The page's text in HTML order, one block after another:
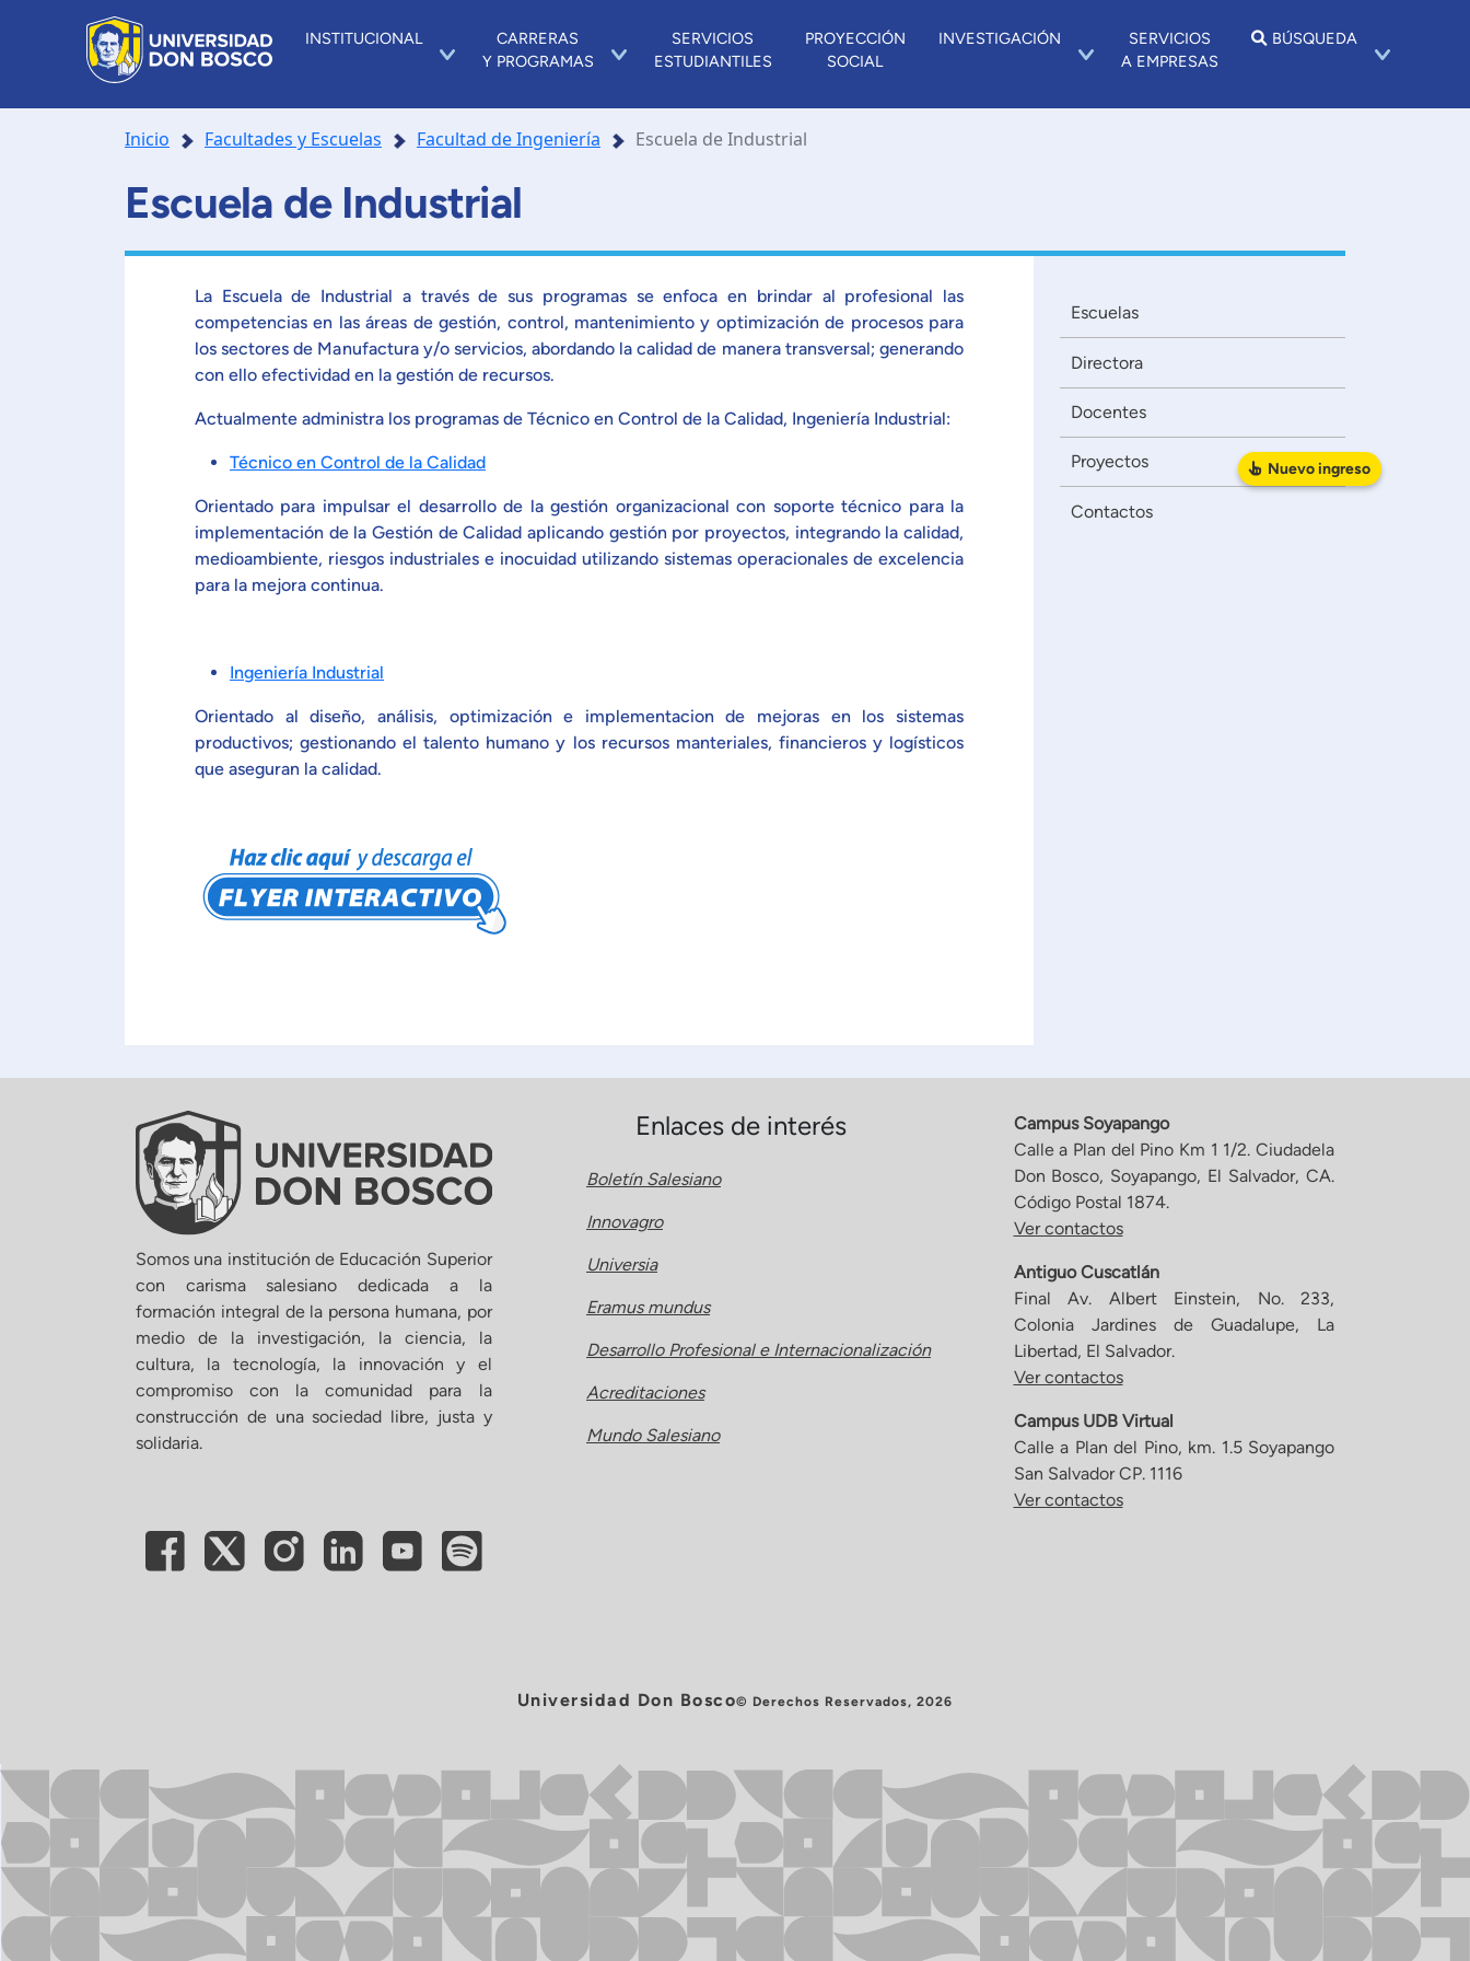
INSTITUCIONAL
CARRERAS
Y PROGRAMAS
SERVICIOS
ESTUDIANTILES
PROYECCIÓN
SOCIAL
INVESTIGACIÓN
SERVICIOS
A EMPRESAS
BÚSQUEDA
Inicio Facultades y Escuelas Facultad de Ingeniería Escuela de Industrial
Escuela de Industrial
La Escuela de Industrial a través de sus programas se enfoca en brindar al profesional las
competencias en las áreas de gestión, control, mantenimiento y optimización de procesos para
los sectores de Manufactura y/o servicios, abordando la calidad de manera transversal; generando
con ello efectividad en la gestión de recursos.
Actualmente administra los programas de Técnico en Control de la Calidad, Ingeniería Industrial:
Técnico en Control de la Calidad
Orientado para impulsar el desarrollo de la gestión organizacional con soporte técnico para la
implementación de la Gestión de Calidad aplicando gestión por proyectos, integrando la calidad,
medioambiente, riesgos industriales e inocuidad utilizando sistemas operacionales de excelencia
para la mejora continua.
Ingeniería Industrial
Orientado al diseño, análisis, optimización e implementacion de mejoras en los sistemas
productivos; gestionando el talento humano y los recursos manteriales, financieros y logísticos
que aseguran la calidad.
Escuelas
Directora
Docentes
Proyectos
Contactos
Nuevoingreso
Somos una institución de Educación Superior
con carisma salesiano dedicada a la
formación integral de la persona humana, por
medio de la investigación, la ciencia, la
cultura, la tecnología, la innovación y el
compromiso con la comunidad para la
construcción de una sociedad libre, justa y
solidaria.
Enlaces de interés
Boletín Salesiano
Innovagro
Universia
Eramus mundus
Desarrollo Profesional e Internacionalización
Acreditaciones
Mundo Salesiano
Campus Soyapango
Calle a Plan del Pino Km 1 1/2. Ciudadela
Don Bosco, Soyapango, El Salvador, CA.
Código Postal 1874.
Ver contactos
Antiguo Cuscatlán
Final Av. Albert Einstein, No. 233,
Colonia Jardines de Guadalupe, La
Libertad, El Salvador.
Ver contactos
Campus UDB Virtual
Calle a Plan del Pino, km. 1.5 Soyapango
San Salvador CP. 1116
Ver contactos
Universidad Don Bosco© Derechos Reservados, 2026